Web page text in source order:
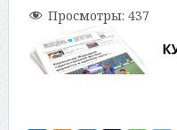
Просмотры: 437